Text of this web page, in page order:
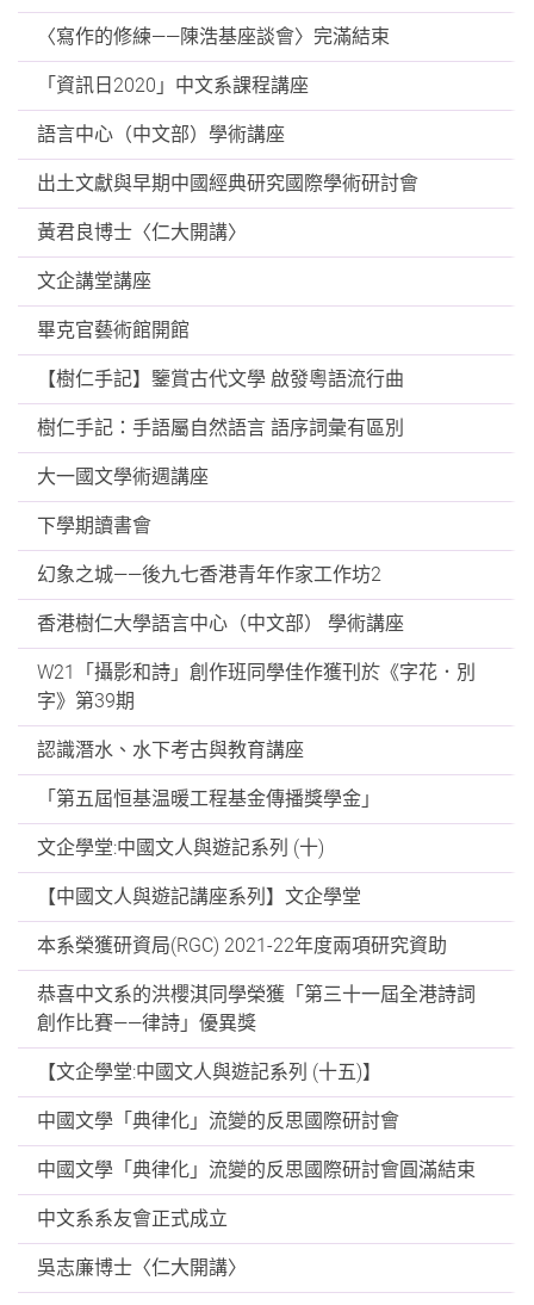
〈寫作的修練——陳浩基座談會〉完滿結束
「資訊日2020」中文系課程講座
語言中心（中文部）學術講座
出土文獻與早期中國經典研究國際學術研討會
黃君良博士〈仁大開講〉
文企講堂講座
畢克官藝術館開館
【樹仁手記】鑒賞古代文學 啟發粵語流行曲
樹仁手記：手語屬自然語言 語序詞彙有區別
大一國文學術週講座
下學期讀書會
幻象之城——後九七香港青年作家工作坊2
香港樹仁大學語言中心（中文部） 學術講座
W21「攝影和詩」創作班同學佳作獲刊於《字花．別
字》第39期
認識潛水、水下考古與教育講座
「第五屆恒基温暖工程基金傳播獎學金」
文企學堂:中國文人與遊記系列 (十)
【中國文人與遊記講座系列】文企學堂
本系榮獲研資局(RGC) 2021-22年度兩項研究資助
恭喜中文系的洪櫻淇同學榮獲「第三十一屆全港詩詞
創作比賽——律詩」優異獎
【文企學堂:中國文人與遊記系列 (十五)】
中國文學「典律化」流變的反思國際研討會
中國文學「典律化」流變的反思國際研討會圓滿結束
中文系系友會正式成立
吳志廉博士〈仁大開講〉